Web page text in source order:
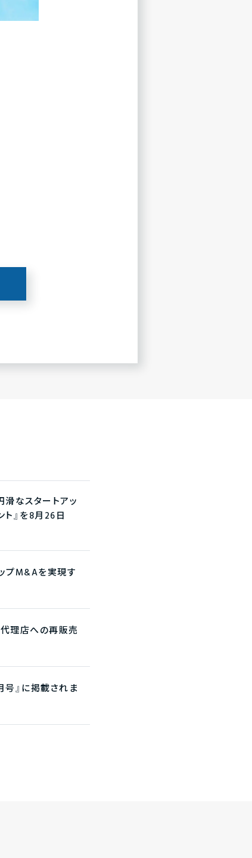
滑なスタートアッ
』を8月26日
プM&Aを実現す
代理店への再販売
』に掲載されま